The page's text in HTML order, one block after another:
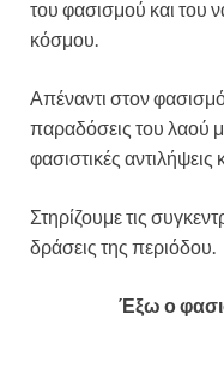
του φασισμού και του
κόσμου.
Απέναντι στον
παραδόσεις του λαού
φασιστικές αντιλήψεις
Στηρίζουμε τις
δράσεις της περιόδου.
Έξω ο